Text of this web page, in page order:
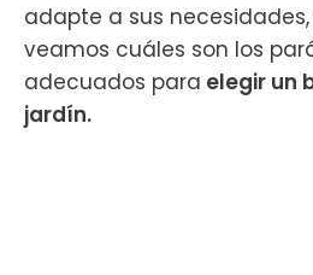
adapte a sus
veamos cuáles son los
adecuados para elegir un
jardín.